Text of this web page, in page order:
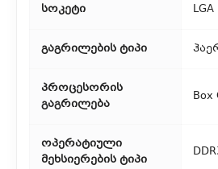
რეგიონებიდან შეკვეთებისთვის
ადგილმდებარეობაზე.
სოკეტი
გაგრილების ტიპი
პროცესორის
გაგრილება
Box
ოპერატიული
მეხსიერების ტიპი